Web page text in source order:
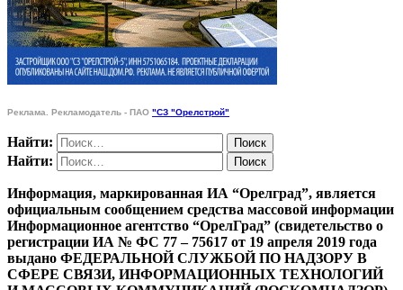
Реклама. Рекламодатель - ПАО "СЗ "Орелстрой"
Найти:
Найти:
Информация, маркированная ИА “Орелград”, является
официальным сообщением средства массовой информации
Информационное агентство “ОрелГрад” (свидетельство о
регистрации ИА № ФС 77 – 75617 от 19 апреля 2019 года
выдано ФЕДЕРАЛЬНОЙ СЛУЖБОЙ ПО НАДЗОРУ В
СФЕРЕ СВЯЗИ, ИНФОРМАЦИОННЫХ ТЕХНОЛОГИЙ